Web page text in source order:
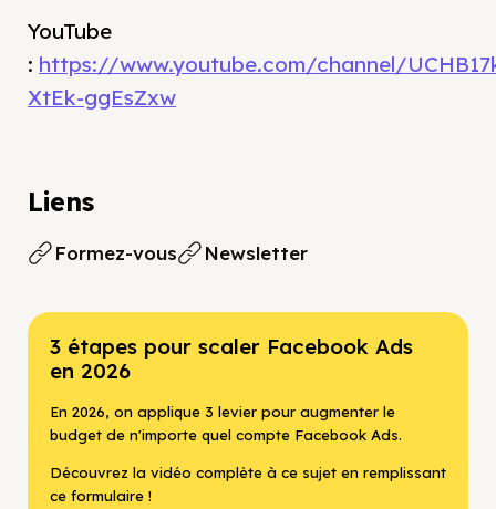
YouTube
: https://www.youtube.com/channel/
XtEk-ggEsZxw
Liens
Formez-vous Newsletter
3 étapes pour scaler Facebook Ads
en 2026
En 2026, on applique 3 levier pour augmenter le
budget de n'importe quel compte Facebook Ads.
Découvrez la vidéo complète à ce sujet en remplissant
ce formulaire !